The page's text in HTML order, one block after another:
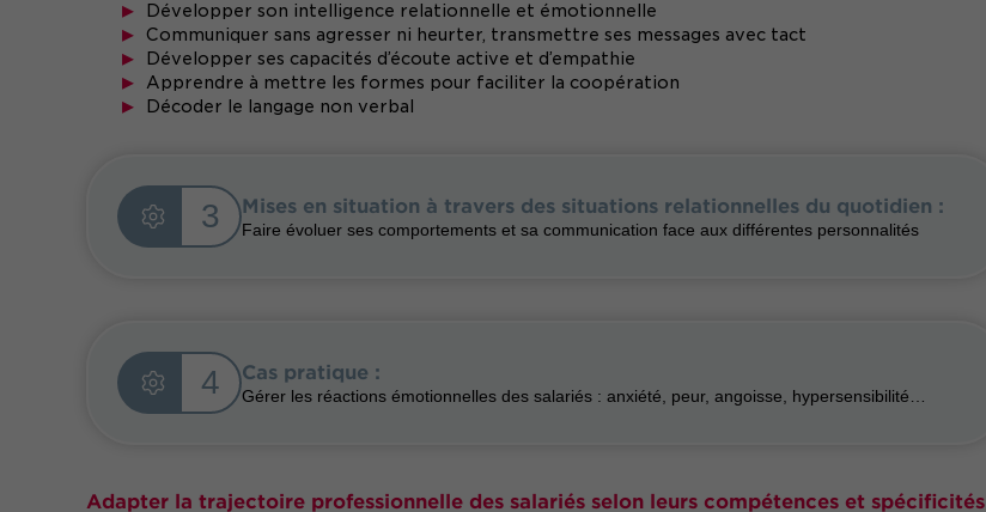
Développer son intelligence relationnelle et émotionnelle
Communiquer sans agresser ni heurter, transmettre ses messages avec tact
Développer ses capacités d’écoute active et d’empathie
Apprendre à mettre les formes pour faciliter la coopération
Décoder le langage non verbal
3 Mises en situation à travers des situations relationnelles du quotidien :
Faire évoluer ses comportements et sa communication face aux différentes personnalités
4 Cas pratique :
Gérer les réactions émotionnelles des salariés : anxiété, peur, angoisse, hypersensibilité…
Adapter la trajectoire professionnelle des salariés selon leurs compétences et spécificités